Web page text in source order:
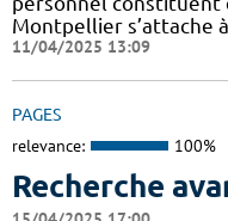
Montpellier s’attache
11/04/2025 13:09
PAGES
relevance: 100%
Recherche